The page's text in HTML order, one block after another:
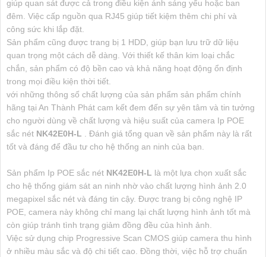
giúp quan sát được cả trong điều kiện ánh sáng yếu hoặc ban
đêm. Việc cấp nguồn qua RJ45 giúp tiết kiệm thêm chi phí và
công sức khi lắp đặt.
Sản phẩm cũng được trang bị 1 HDD, giúp bạn lưu trữ dữ liệu
quan trọng một cách dễ dàng. Với thiết kế thân kim loại chắc
chắn, sản phẩm có độ bền cao và khả năng hoạt động ổn định
trong mọi điều kiện thời tiết.
với những thông số chất lượng của sản phẩm sản phẩm chính
hãng tại An Thành Phát cam kết đem đến sự yên tâm và tin tưởng
cho người dùng về chất lượng và hiệu suất của camera Ip POE
sắc nét NK42E0H-L . Đánh giá tổng quan về sản phẩm này là rất
tốt và đáng để đầu tư cho hệ thống an ninh của bạn.
Sản phẩm Ip POE sắc nét NK42E0H-L là một lựa chọn xuất sắc
cho hệ thống giám sát an ninh nhờ vào chất lượng hình ảnh 2.0
megapixel sắc nét và đáng tin cậy. Được trang bị công nghệ IP
POE, camera này không chỉ mang lại chất lượng hình ảnh tốt mà
còn giúp tránh tình trạng giảm đồng đều của hình ảnh.
Việc sử dụng chip Progressive Scan CMOS giúp camera thu hình
ở nhiều màu sắc và độ chi tiết cao. Đồng thời, việc hỗ trợ chuẩn